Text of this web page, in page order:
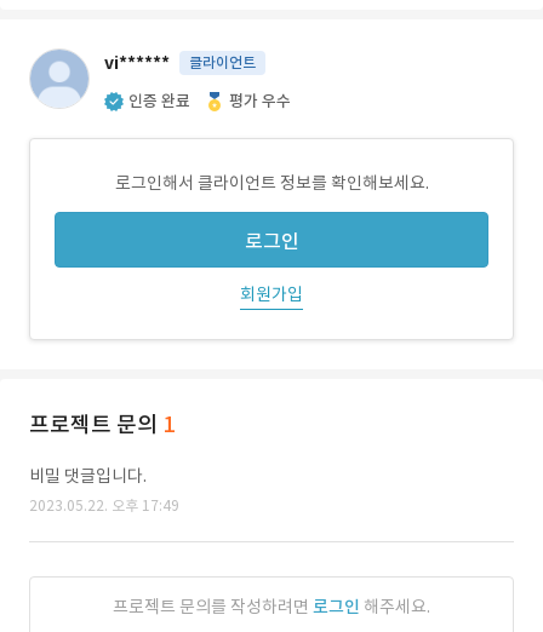
vi****** 클라이언트
인증 완료 평가 우수
로그인해서 클라이언트 정보를 확인해보세요.
로그인
회원가입
프로젝트 문의 1
비밀 댓글입니다.
2023.05.22. 오후 17:49
프로젝트 문의를 작성하려면 로그인 해주세요.